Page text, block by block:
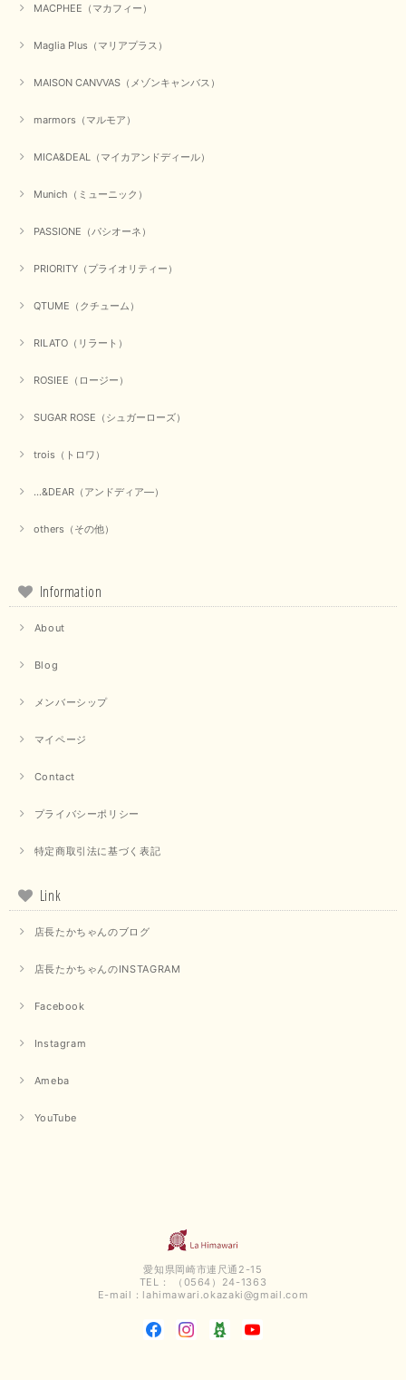
MACPHEE（マカフィー）
Maglia Plus（マリアプラス）
MAISON CANVVAS（メゾンキャンバス）
marmors（マルモア）
MICA&DEAL（マイカアンドディール）
Munich（ミューニック）
PASSIONE（パシオーネ）
PRIORITY（プライオリティー）
QTUME（クチューム）
RILATO（リラート）
ROSIEE（ロージー）
SUGAR ROSE（シュガーローズ）
trois（トロワ）
...&DEAR（アンドディア―）
others（その他）
Information
About
Blog
メンバーシップ
マイページ
Contact
プライバシーポリシー
特定商取引法に基づく表記
Link
店長たかちゃんのブログ
店長たかちゃんのINSTAGRAM
Facebook
Instagram
Ameba
YouTube
愛知県岡崎市連尺通2-15
TEL： （0564）24-1363
E-mail： lahimawari.okazaki@gmail.com